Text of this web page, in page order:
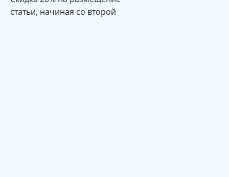
статьи, начиная со второй